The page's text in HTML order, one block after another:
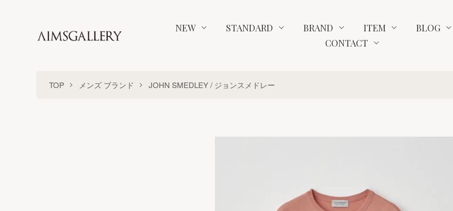
NEW STANDARD BRAND ITEM
BLOG
CONTACT
TOP メンズ ブランド JOHN SMEDLEY / ジョンスメドレー